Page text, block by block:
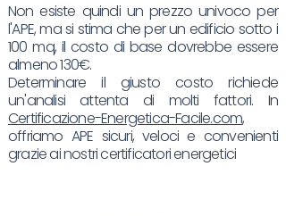
Non esiste quindi un prezzo univoco per
l'APE, ma si stima che per un edificio sotto i
100 mq, il costo di base dovrebbe essere
almeno 130€.
Determinare il giusto costo richiede
un'analisi attenta di molti fattori. In
Certificazione-Energetica-Facile.com,
offriamo APE sicuri, veloci e convenienti
grazie ai nostri certificatori energetici